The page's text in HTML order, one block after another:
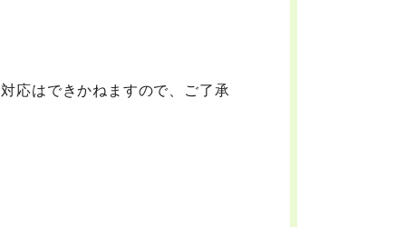
応はできかねますので、ご了承